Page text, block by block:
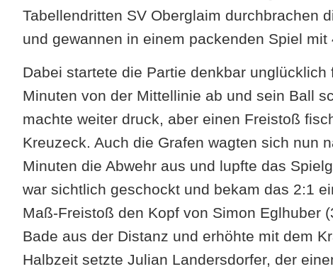
Tabellendritten SV Oberglaim durchbrachen
und gewannen in einem packenden Spiel mit
Dabei startete die Partie denkbar
Minuten von der Mittellinie ab und sein Ball
machte weiter druck, aber einen Freistoß
Kreuzeck. Auch die Grafen wagten sich nun
Minuten die Abwehr aus und lupfte das
war sichtlich geschockt und bekam das 2:1
Maß-Freistoß den Kopf von Simon Eglhuber
Bade aus der Distanz und erhöhte mit dem
Halbzeit setzte Julian Landersdorfer, der